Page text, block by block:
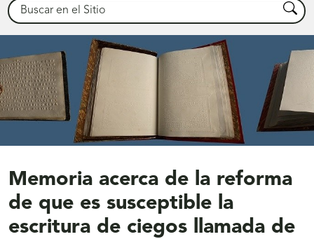
Buscar Buscar
Memoria acerca de la reforma
de que es susceptible la
escritura de ciegos llamada de